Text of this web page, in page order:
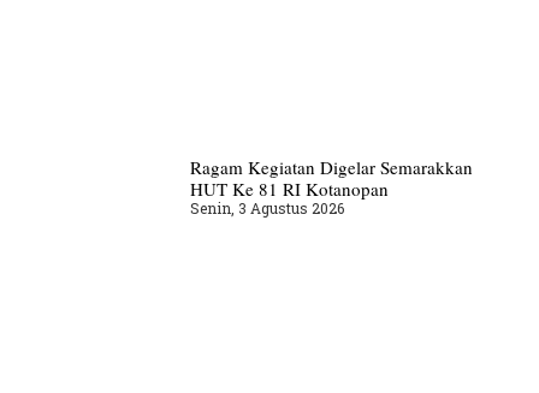
Ragam Kegiatan Digelar Semarakkan
HUT Ke 81 RI Kotanopan
Senin, 3 Agustus 2026